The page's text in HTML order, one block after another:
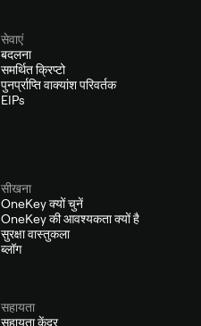
सेवाएं
बदलना
समर्थित क्रिप्टो
पुनर्प्राप्ति वाक्यांश परिवर्तक
EIPs
सीखना
OneKey क्यों चुनें
OneKey की आवश्यकता क्यों है
सुरक्षा वास्तुकला
ब्लॉग
सहायता
सहायता केंद्र